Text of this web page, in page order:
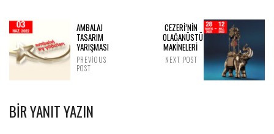
AMBALAJ
TASARIM
YARIŞMASI
PREVIOUS
POST
CEZERİ’NİN
OLAĞANÜSTÜ
MAKİNELERİ
NEXT POST
BIR YANIT YAZIN